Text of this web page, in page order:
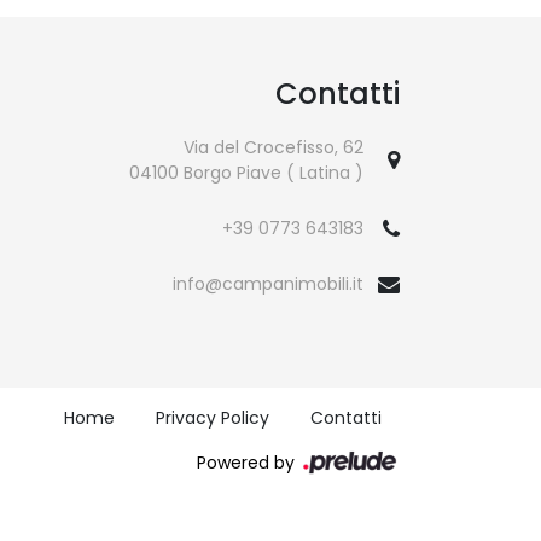
Contatti
Via del Crocefisso, 62
04100 Borgo Piave ( Latina )
+39 0773 643183
info@campanimobili.it
Home Privacy Policy
Contatti
Powered by